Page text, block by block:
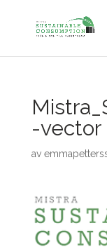
-vector
av